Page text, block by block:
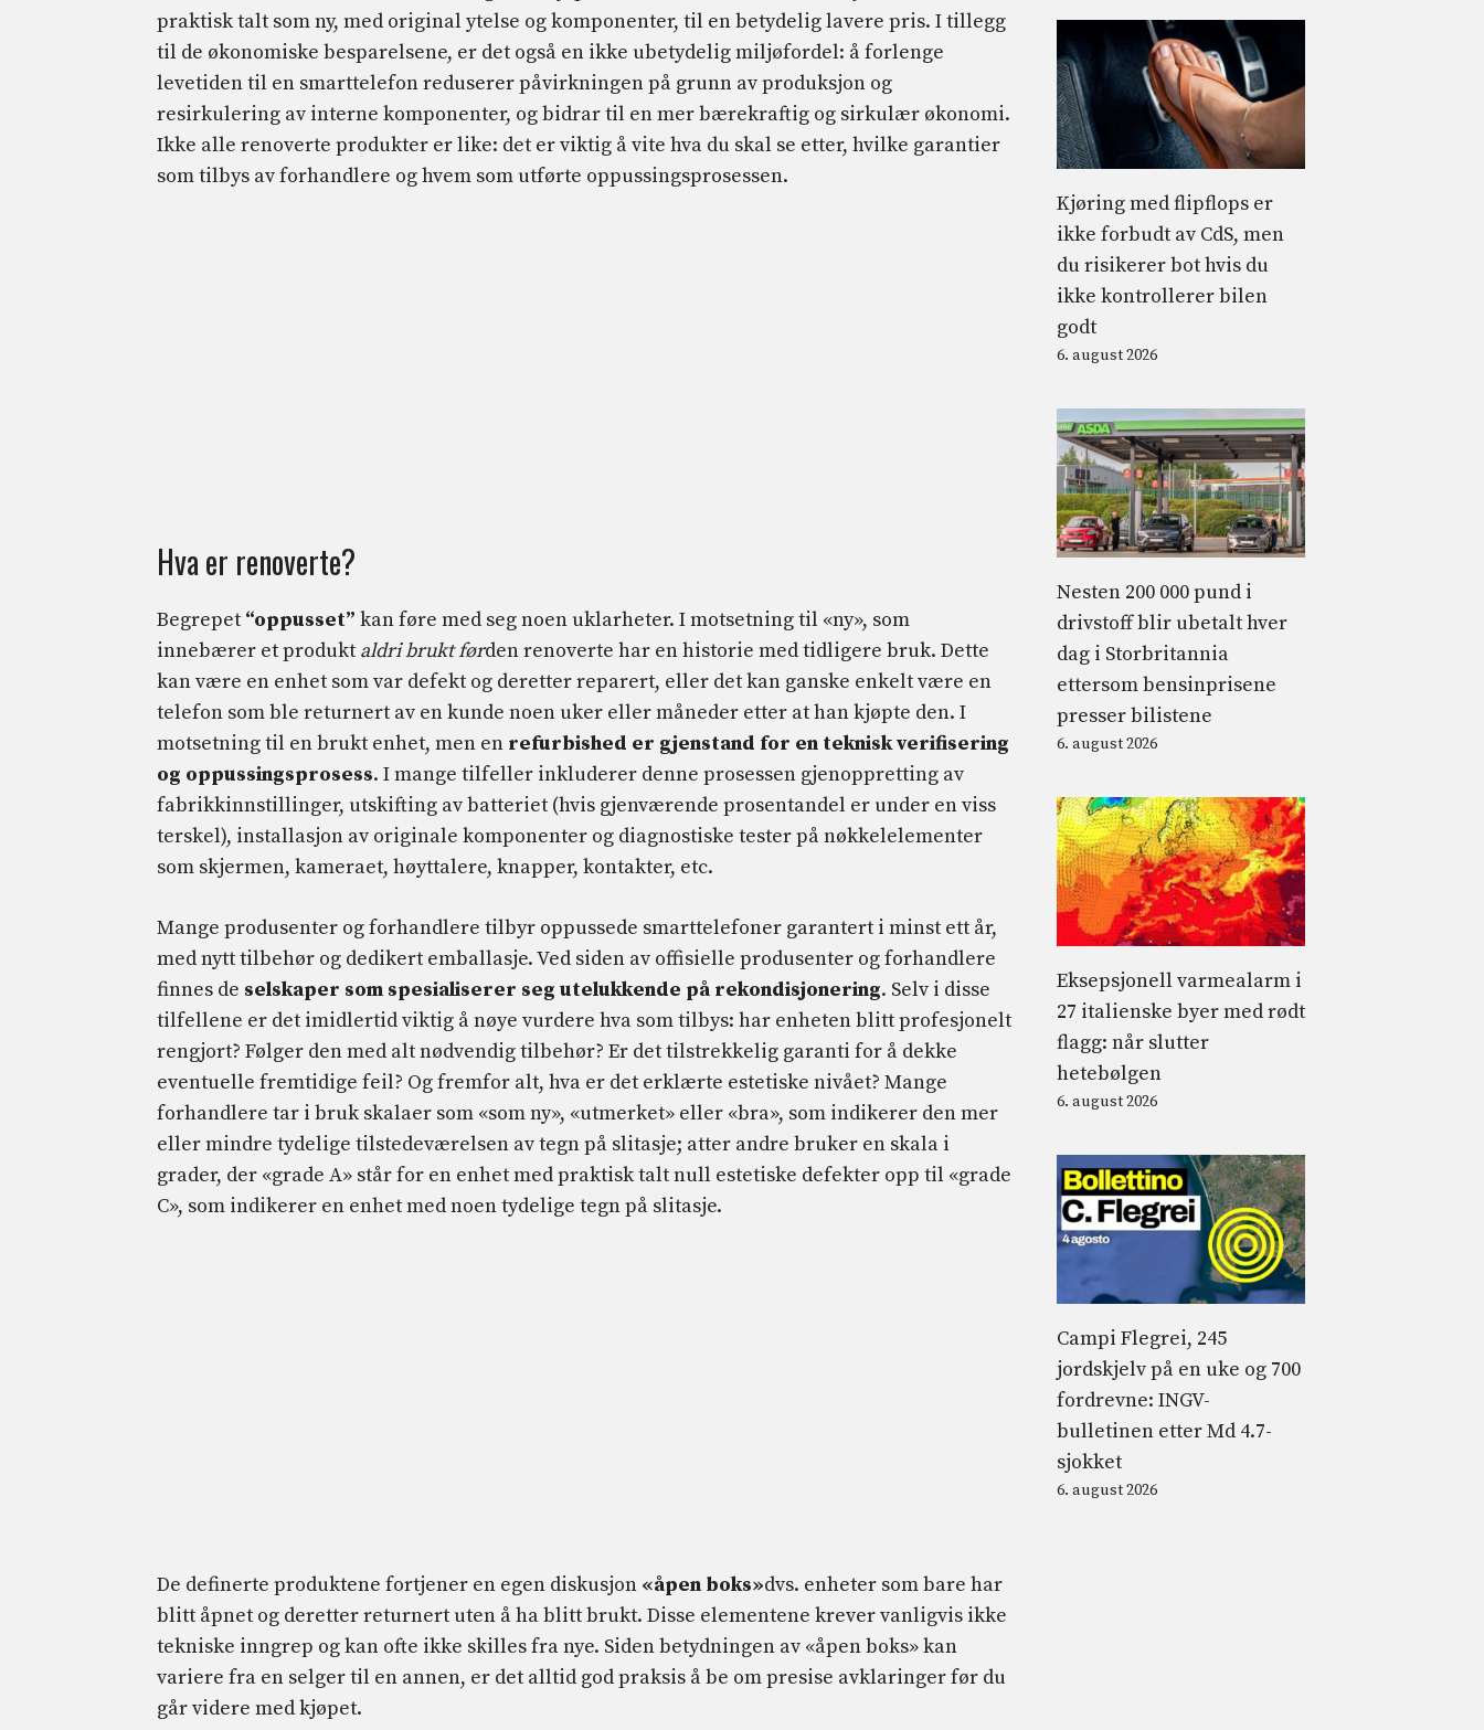
praktisk talt som ny, med original ytelse og komponenter, til en betydelig lavere pris. I tillegg
til de økonomiske besparelsene, er det også en ikke ubetydelig miljøfordel: å forlenge
levetiden til en smarttelefon reduserer påvirkningen på grunn av produksjon og
resirkulering av interne komponenter, og bidrar til en mer bærekraftig og sirkulær økonomi.
Ikke alle renoverte produkter er like: det er viktig å vite hva du skal se etter, hvilke garantier
som tilbys av forhandlere og hvem som utførte oppussingsprosessen.
Hva er renoverte?
Begrepet “oppusset” kan føre med seg noen uklarheter. I motsetning til «ny», som
innebærer et produkt aldri brukt førden renoverte har en historie med tidligere bruk. Dette
kan være en enhet som var defekt og deretter reparert, eller det kan ganske enkelt være en
telefon som ble returnert av en kunde noen uker eller måneder etter at han kjøpte den. I
motsetning til en brukt enhet, men en refurbished er gjenstand for en teknisk verifisering
og oppussingsprosess. I mange tilfeller inkluderer denne prosessen gjenoppretting av
fabrikkinnstillinger, utskifting av batteriet (hvis gjenværende prosentandel er under en viss
terskel), installasjon av originale komponenter og diagnostiske tester på nøkkelelementer
som skjermen, kameraet, høyttalere, knapper, kontakter, etc.
Mange produsenter og forhandlere tilbyr oppussede smarttelefoner garantert i minst ett år,
med nytt tilbehør og dedikert emballasje. Ved siden av offisielle produsenter og forhandlere
finnes de selskaper som spesialiserer seg utelukkende på rekondisjonering. Selv i disse
tilfellene er det imidlertid viktig å nøye vurdere hva som tilbys: har enheten blitt profesjonelt
rengjort? Følger den med alt nødvendig tilbehør? Er det tilstrekkelig garanti for å dekke
eventuelle fremtidige feil? Og fremfor alt, hva er det erklærte estetiske nivået? Mange
forhandlere tar i bruk skalaer som «som ny», «utmerket» eller «bra», som indikerer den mer
eller mindre tydelige tilstedeværelsen av tegn på slitasje; atter andre bruker en skala i
grader, der «grade A» står for en enhet med praktisk talt null estetiske defekter opp til «grade
C», som indikerer en enhet med noen tydelige tegn på slitasje.
De definerte produktene fortjener en egen diskusjon «åpen boks»dvs. enheter som bare har
blitt åpnet og deretter returnert uten å ha blitt brukt. Disse elementene krever vanligvis ikke
tekniske inngrep og kan ofte ikke skilles fra nye. Siden betydningen av «åpen boks» kan
variere fra en selger til en annen, er det alltid god praksis å be om presise avklaringer før du
går videre med kjøpet.
Kjøring med flipflops er
ikke forbudt av CdS, men
du risikerer bot hvis du
ikke kontrollerer bilen
godt
6. august 2026
Nesten 200 000 pund i
drivstoff blir ubetalt hver
dag i Storbritannia
ettersom bensinprisene
presser bilistene
6. august 2026
Eksepsjonell varmealarm i
27 italienske byer med rødt
flagg: når slutter
hetebølgen
6. august 2026
Campi Flegrei, 245
jordskjelv på en uke og 700
fordrevne: INGV-
bulletinen etter Md 4.7-
sjokket
6. august 2026